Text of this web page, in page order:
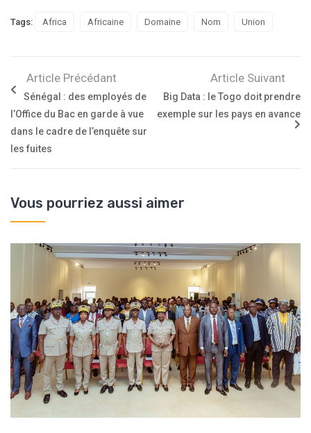
Tags: Africa Africaine Domaine Nom Union
Article Précédant
Sénégal : des employés de
l’Office du Bac en garde à vue
dans le cadre de l’enquête sur
les fuites
Article Suivant
Big Data : le Togo doit prendre
exemple sur les pays en avance
Vous pourriez aussi aimer